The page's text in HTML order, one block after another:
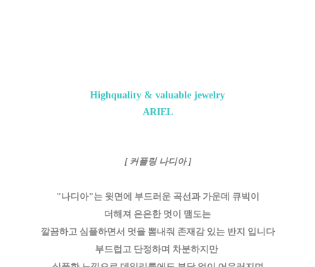
Highquality & valuable jewelry
ARIEL
[ 커플링 나디아 ]
"나디아"는 윗면에 부드러운 곡선과 가운데 큐빅이
더해져 은은한 멋이 맴도는
깔끔하고 심플하면서 멋을 뽐내줘 존재감 있는 반지 입니다
부드럽고 단정하며 차분하지만